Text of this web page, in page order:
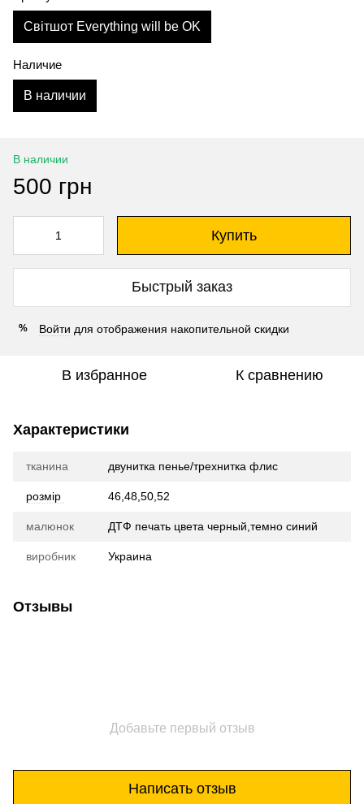
Світшот Everything will be OK
Наличие
В наличии
В наличии
500 грн
Купить
Быстрый заказ
% Войти для отображения накопительной скидки
В избранное К сравнению
Характеристики
тканина двунитка пенье/трехнитка флис
розмір 46,48,50,52
малюнок ДТФ печать цвета черный,темно синий
виробник Украина
Отзывы
Добавьте первый отзыв
Написать отзыв